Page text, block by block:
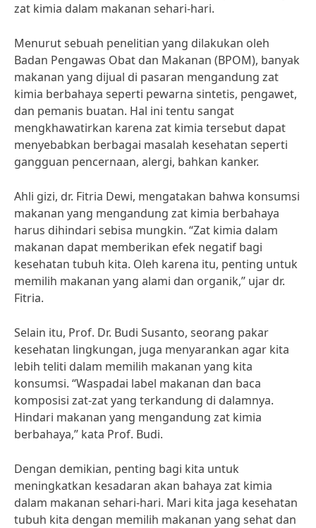
zat kimia dalam makanan sehari-hari.
Menurut sebuah penelitian yang dilakukan oleh
Badan Pengawas Obat dan Makanan (BPOM), banyak
makanan yang dijual di pasaran mengandung zat
kimia berbahaya seperti pewarna sintetis, pengawet,
dan pemanis buatan. Hal ini tentu sangat
mengkhawatirkan karena zat kimia tersebut dapat
menyebabkan berbagai masalah kesehatan seperti
gangguan pencernaan, alergi, bahkan kanker.
Ahli gizi, dr. Fitria Dewi, mengatakan bahwa konsumsi
makanan yang mengandung zat kimia berbahaya
harus dihindari sebisa mungkin. “Zat kimia dalam
makanan dapat memberikan efek negatif bagi
kesehatan tubuh kita. Oleh karena itu, penting untuk
memilih makanan yang alami dan organik,” ujar dr.
Fitria.
Selain itu, Prof. Dr. Budi Susanto, seorang pakar
kesehatan lingkungan, juga menyarankan agar kita
lebih teliti dalam memilih makanan yang kita
konsumsi. “Waspadai label makanan dan baca
komposisi zat-zat yang terkandung di dalamnya.
Hindari makanan yang mengandung zat kimia
berbahaya,” kata Prof. Budi.
Dengan demikian, penting bagi kita untuk
meningkatkan kesadaran akan bahaya zat kimia
dalam makanan sehari-hari. Mari kita jaga kesehatan
tubuh kita dengan memilih makanan yang sehat dan